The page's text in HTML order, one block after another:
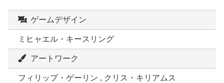
ゲームデザイン
ミヒャエル・キースリング
アートワーク
フィリップ・ゲーリン , クリス・キリアムス